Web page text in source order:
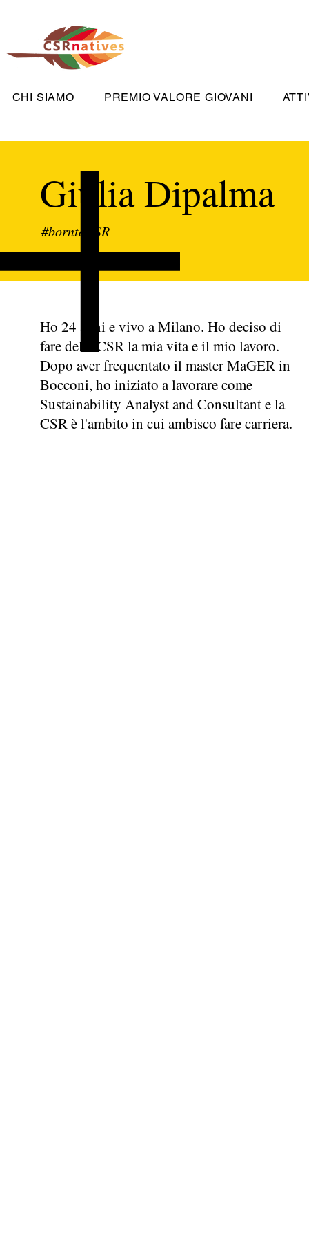
CHI SIAMO PREMIO VALORE GIOVANI
Giulia Dipalma
#borntoCSR
Ho 24 anni e vivo a Milano. Ho deciso di
fare della CSR la mia vita e il mio lavoro.
Dopo aver frequentato il master MaGER in
Bocconi, ho iniziato a lavorare come
Sustainability Analyst and Consultant e la
CSR è l'ambito in cui ambisco fare carriera.